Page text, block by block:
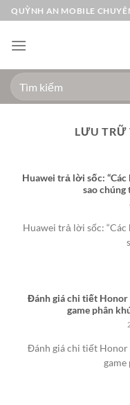
Bỏ
qua
nội
QUỲNH AN MOBILE
Tìm
kiếm:
LƯU TRỮ
Huawei trả lời sốc: “Các
sao chúng
Huawei trả lời sốc: “Các
Đánh giá chi tiết Honor
game phân
Đánh giá chi tiết Honor
game